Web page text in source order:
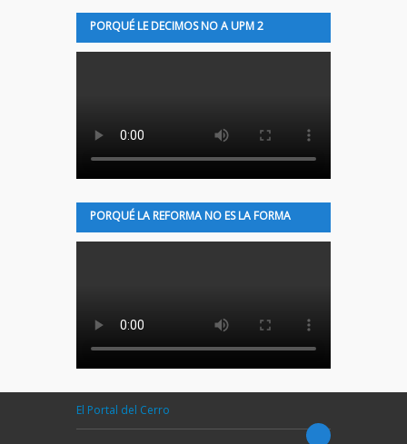
PORQUÉ LE DECIMOS NO A UPM 2
PORQUÉ LA REFORMA NO ES LA FORMA
El Portal del Cerro